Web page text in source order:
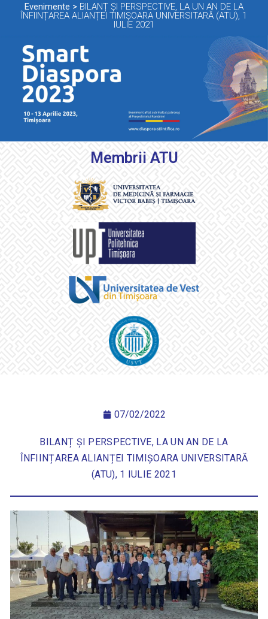
Evenimente > BILANȚ ȘI PERSPECTIVE, LA UN AN DE LA
ÎNFIINȚAREA ALIANȚEI TIMIȘOARA UNIVERSITARĂ (ATU), 1
IULIE 2021
Membrii ATU
07/02/2022
BILANȚ ȘI PERSPECTIVE, LA UN AN DE LA
ÎNFIINȚAREA ALIANȚEI TIMIȘOARA UNIVERSITARĂ
(ATU), 1 IULIE 2021